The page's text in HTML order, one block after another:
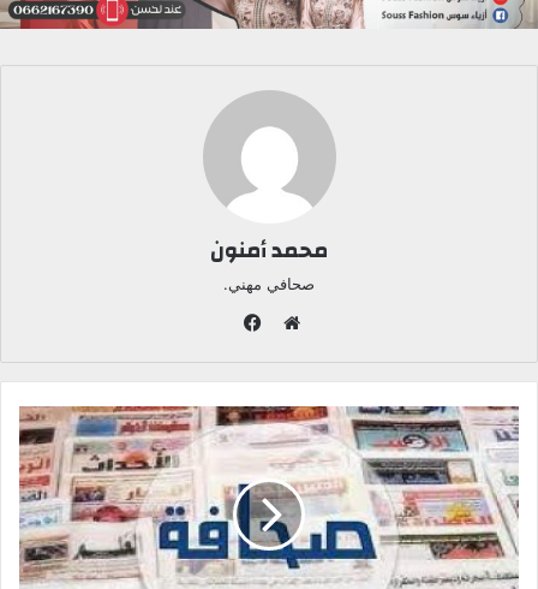
محمد أمنون
صحافي مهني.
و
ق
ع
ا
ل
و
ي
ب
س
ب
و